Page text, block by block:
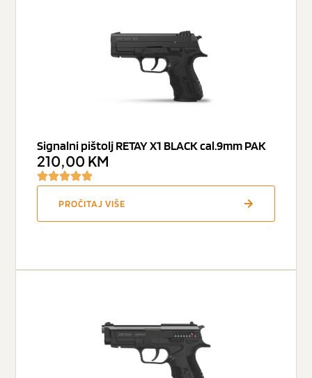
Signalni pištolj RETAY X1 BLACK cal.9mm PAK
210,00 KM
PROČITAJ VIŠE